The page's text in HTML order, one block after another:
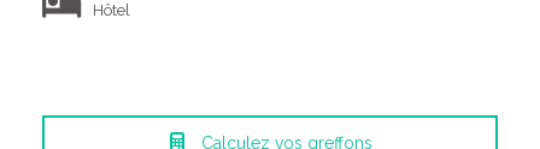
Hôtel
Calculez vos greffons